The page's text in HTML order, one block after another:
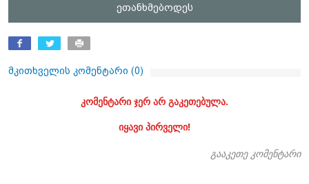
ეთანხმებოდეს
მკითხველის კომენტარი (0)
კომენტარი ჯერ არ გაკეთებულა.
იყავი პირველი!
გააკეთე კომენტარი